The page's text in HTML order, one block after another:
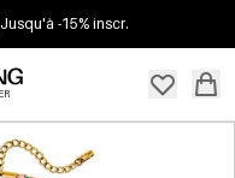
-15% inscr.